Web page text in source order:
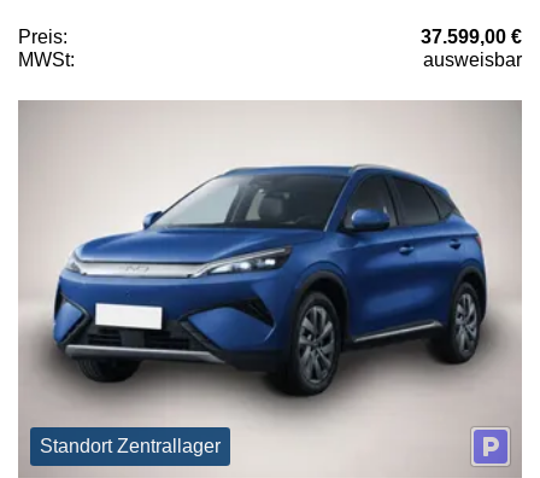
Preis:
37.599,00 €
MWSt:
ausweisbar
Standort Zentrallager